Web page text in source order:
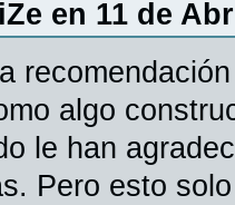
en 11 de
algo
le han
Pero esto